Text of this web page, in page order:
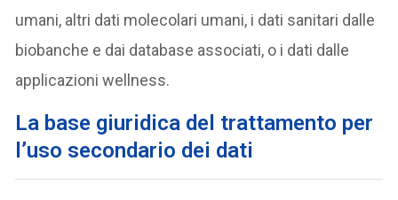
umani, altri dati molecolari umani, i dati sanitari dalle
biobanche e dai database associati, o i dati dalle
applicazioni wellness.
La base giuridica del trattamento per
l’uso secondario dei dati